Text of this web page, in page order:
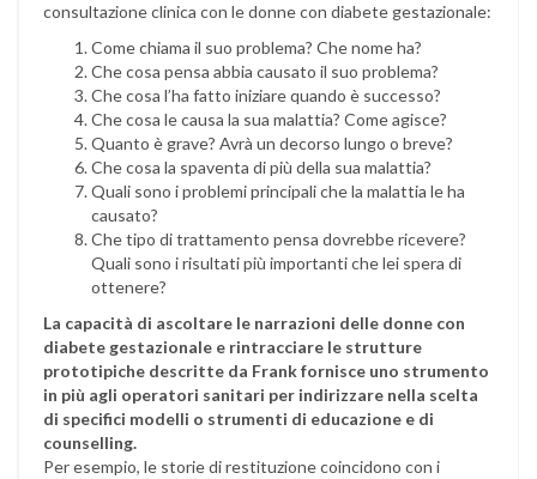
consultazione clinica con le donne con diabete gestazionale:
Come chiama il suo problema? Che nome ha?
Che cosa pensa abbia causato il suo problema?
Che cosa l’ha fatto iniziare quando è successo?
Che cosa le causa la sua malattia? Come agisce?
Quanto è grave? Avrà un decorso lungo o breve?
Che cosa la spaventa di più della sua malattia?
Quali sono i problemi principali che la malattia le ha
causato?
Che tipo di trattamento pensa dovrebbe ricevere?
Quali sono i risultati più importanti che lei spera di
ottenere?
La capacità di ascoltare le narrazioni delle donne con
diabete gestazionale e rintracciare le strutture
prototipiche descritte da Frank fornisce uno strumento
in più agli operatori sanitari per indirizzare nella scelta
di specifici modelli o strumenti di educazione e di
counselling.
Per esempio, le storie di restituzione coincidono con i